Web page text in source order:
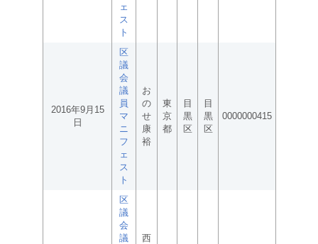
ェ
ス
ト
2016年9月15
日
区
議
会
議
員
マ
ニ
フ
ェ
ス
ト
お
の
せ
康
裕
東
京
都
目
黒
区
目
黒
区
0000000415
区
議
会
議
西